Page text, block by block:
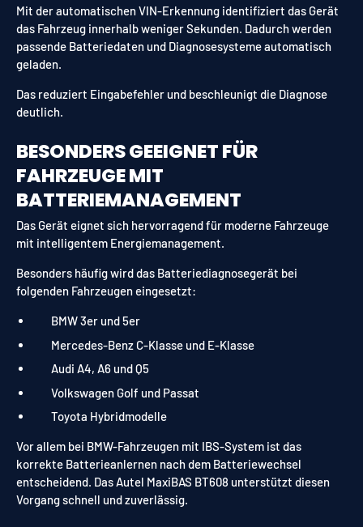
Mit der automatischen VIN-Erkennung identifiziert das Gerät
das Fahrzeug innerhalb weniger Sekunden. Dadurch werden
passende Batteriedaten und Diagnosesysteme automatisch
geladen.
Das reduziert Eingabefehler und beschleunigt die Diagnose
deutlich.
BESONDERS GEEIGNET FÜR
FAHRZEUGE MIT
BATTERIEMANAGEMENT
Das Gerät eignet sich hervorragend für moderne Fahrzeuge
mit intelligentem Energiemanagement.
Besonders häufig wird das Batteriediagnosegerät bei
folgenden Fahrzeugen eingesetzt:
BMW 3er und 5er
Mercedes-Benz C-Klasse und E-Klasse
Audi A4, A6 und Q5
Volkswagen Golf und Passat
Toyota Hybridmodelle
Vor allem bei BMW-Fahrzeugen mit IBS-System ist das
korrekte Batterieanlernen nach dem Batteriewechsel
entscheidend. Das Autel MaxiBAS BT608 unterstützt diesen
Vorgang schnell und zuverlässig.